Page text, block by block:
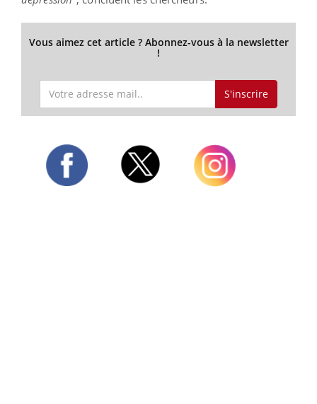
Vous aimez cet article ? Abonnez-vous à la newsletter
!
S'inscrire